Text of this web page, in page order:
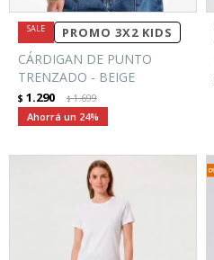
PROMO 3X2 KIDS
CÁRDIGAN DE PUNTO
TRENZADO - BEIGE
$ 1.290 $1.699
24